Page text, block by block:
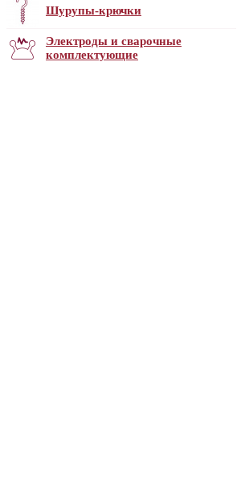
Шурупы-крючки
Электроды и сварочные
комплектующие